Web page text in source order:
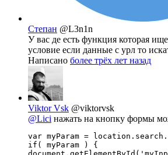
Степан @L3n1n
У вас де есть функция которая
условие если данные с урл то
Написано более трёх лет назад
Viktor Vsk @viktorvsk
@Lici нажать на кнопку формы
var myParam =
if( myParam ) {